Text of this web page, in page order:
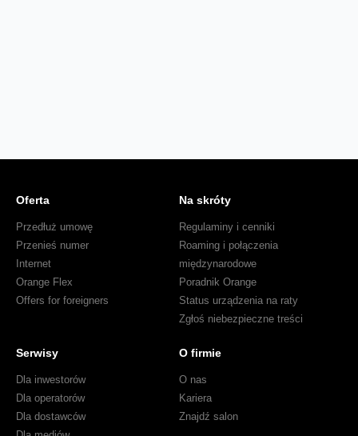
Oferta
Przedłuż umowę
Przenieś numer
Internet
Orange Flex
Offers for foreigners
Na skróty
Regulaminy i cenniki
Roaming i połączenia
międzynarodowe
Poradnik Orange
Status urządzenia na raty
Zgłoś niebezpieczne treści
Serwisy
Dla inwestorów
Dla operatorów
Dla dostawców
O firmie
O nas
Kariera
Znajdź salon